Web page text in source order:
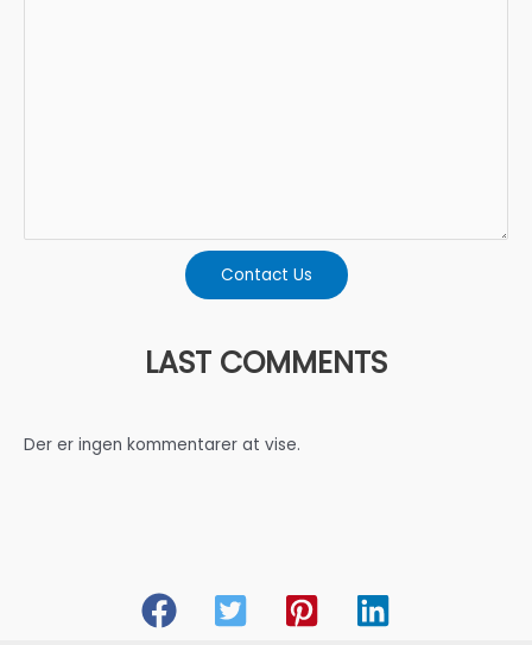
Contact Us
LAST COMMENTS
Der er ingen kommentarer at vise.